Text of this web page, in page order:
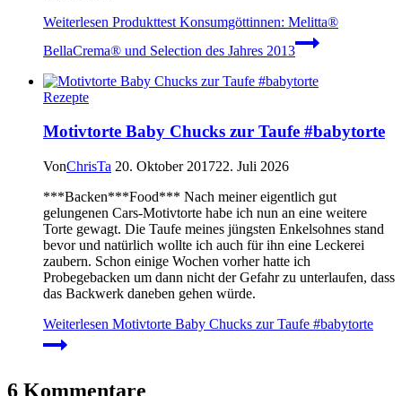
Weiterlesen Produkttest Konsumgöttinnen: Melitta®
BellaCrema® und Selection des Jahres 2013
Rezepte
Motivtorte Baby Chucks zur Taufe #babytorte
VonChrisTa 20. Oktober 201722. Juli 2026
***Backen***Food*** Nach meiner eigentlich gut
gelungenen Cars-Motivtorte habe ich nun an eine weitere
Torte gewagt. Die Taufe meines jüngsten Enkelsohnes stand
bevor und natürlich wollte ich auch für ihn eine Leckerei
zaubern. Schon einige Wochen vorher hatte ich
Probegebacken um dann nicht der Gefahr zu unterlaufen, dass
das Backwerk daneben gehen würde.
Weiterlesen Motivtorte Baby Chucks zur Taufe #babytorte
6 Kommentare